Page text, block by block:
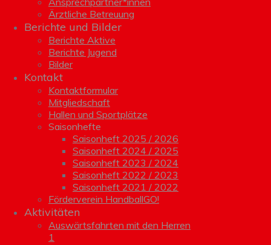
Ärztliche Betreuung
Berichte und Bilder
Berichte Aktive
Berichte Jugend
Bilder
Kontakt
Kontaktformular
Mitgliedschaft
Hallen und Sportplätze
Saisonhefte
Saisonheft 2025 / 2026
Saisonheft 2024 / 2025
Saisonheft 2023 / 2024
Saisonheft 2022 / 2023
Saisonheft 2021 / 2022
Förderverein HandballGO!
Aktivitäten
Auswärtsfahrten mit den Herren
1